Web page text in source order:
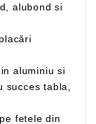
fetele din